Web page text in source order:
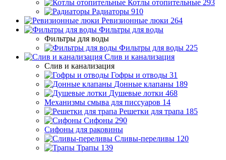
Котлы отопительные 293
Радиаторы 910
Ревизионные люки 264
Фильтры для воды
Фильтры для воды
Фильтры для воды 225
Слив и канализация
Слив и канализация
Гофры и отводы 31
Донные клапаны 189
Душевые лотки 468
Механизмы смыва для писсуаров 14
Решетки для трапа 185
Сифоны 290
Сифоны для раковины
Сливы-переливы 120
Трапы 139